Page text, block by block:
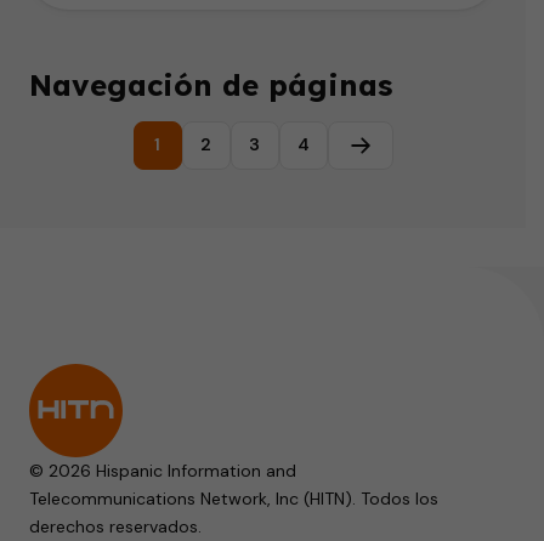
Navegación de páginas
1 2 3 4 Página siguiente
© 2026 Hispanic Information and
Telecommunications Network, Inc (HITN). Todos los
derechos reservados.